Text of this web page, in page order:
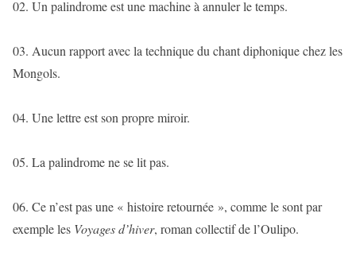
02. Un palindrome est une machine à annuler le temps.
03. Aucun rapport avec la technique du chant diphonique chez les
Mongols.
04. Une lettre est son propre miroir.
05. La palindrome ne se lit pas.
06. Ce n’est pas une « histoire retournée », comme le sont par
exemple les Voyages d’hiver, roman collectif de l’Oulipo.